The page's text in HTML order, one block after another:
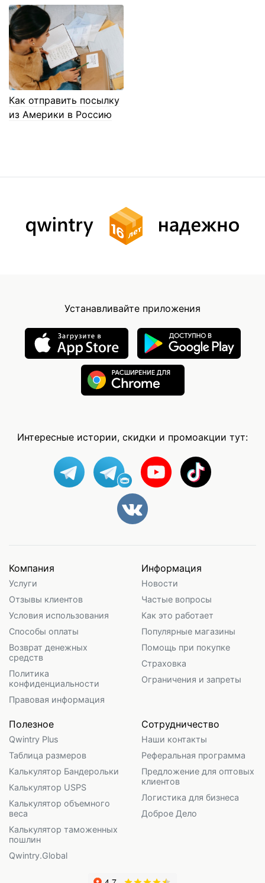
Как отправить посылку
из Америки в Россию
Устанавливайте приложения
Интересные истории, скидки и промоакции тут:
Компания
Услуги
Отзывы клиентов
Условия использования
Способы оплаты
Возврат денежных
средств
Политика
конфиденциальности
Правовая информация
Информация
Новости
Частые вопросы
Как это работает
Популярные магазины
Помощь при покупке
Страховка
Ограничения и запреты
Полезное
Qwintry Plus
Таблица размеров
Калькулятор Бандерольки
Калькулятор USPS
Калькулятор объемного
веса
Калькулятор таможенных
пошлин
Qwintry.Global
Сотрудничество
Наши контакты
Реферальная программа
Предложение для оптовых
клиентов
Логистика для бизнеса
Доброе Дело